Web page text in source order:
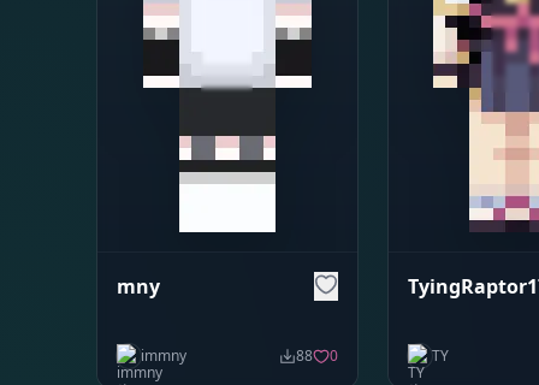
mny
immny 88 0 TY